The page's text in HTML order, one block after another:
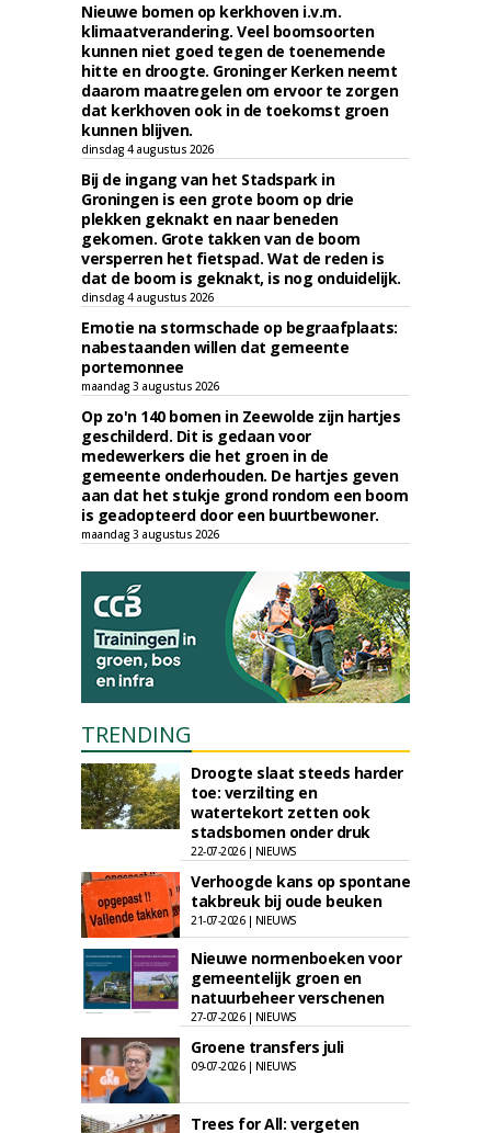
Nieuwe bomen op kerkhoven i.v.m.
klimaatverandering. Veel boomsoorten
kunnen niet goed tegen de toenemende
hitte en droogte. Groninger Kerken neemt
daarom maatregelen om ervoor te zorgen
dat kerkhoven ook in de toekomst groen
kunnen blijven.
dinsdag 4 augustus 2026
Bij de ingang van het Stadspark in
Groningen is een grote boom op drie
plekken geknakt en naar beneden
gekomen. Grote takken van de boom
versperren het fietspad. Wat de reden is
dat de boom is geknakt, is nog onduidelijk.
dinsdag 4 augustus 2026
Emotie na stormschade op begraafplaats:
nabestaanden willen dat gemeente
portemonnee
maandag 3 augustus 2026
Op zo'n 140 bomen in Zeewolde zijn hartjes
geschilderd. Dit is gedaan voor
medewerkers die het groen in de
gemeente onderhouden. De hartjes geven
aan dat het stukje grond rondom een boom
is geadopteerd door een buurtbewoner.
maandag 3 augustus 2026
TRENDING
Droogte slaat steeds harder
toe: verzilting en
watertekort zetten ook
stadsbomen onder druk
22-07-2026 | NIEUWS
Verhoogde kans op spontane
takbreuk bij oude beuken
21-07-2026 | NIEUWS
Nieuwe normenboeken voor
gemeentelijk groen en
natuurbeheer verschenen
27-07-2026 | NIEUWS
Groene transfers juli
09-07-2026 | NIEUWS
Trees for All: vergeten